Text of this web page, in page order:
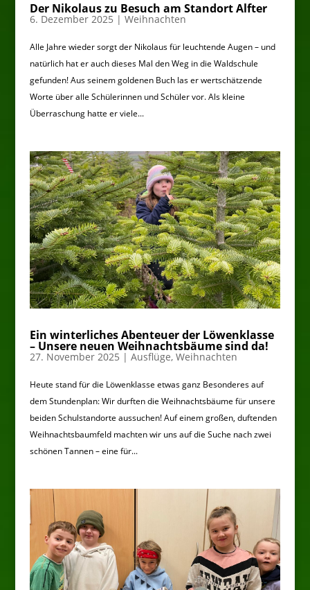
Der Nikolaus zu Besuch am Standort Alfter
6. Dezember 2025 | Weihnachten
Alle Jahre wieder sorgt der Nikolaus für leuchtende Augen – und
natürlich hat er auch dieses Mal den Weg in die Waldschule
gefunden! Aus seinem goldenen Buch las er wertschätzende
Worte über alle Schülerinnen und Schüler vor. Als kleine
Überraschung hatte er viele...
Ein winterliches Abenteuer der Löwenklasse
– Unsere neuen Weihnachtsbäume sind da!
27. November 2025 | Ausflüge, Weihnachten
Heute stand für die Löwenklasse etwas ganz Besonderes auf
dem Stundenplan: Wir durften die Weihnachtsbäume für unsere
beiden Schulstandorte aussuchen! Auf einem großen, duftenden
Weihnachtsbaumfeld machten wir uns auf die Suche nach zwei
schönen Tannen – eine für...